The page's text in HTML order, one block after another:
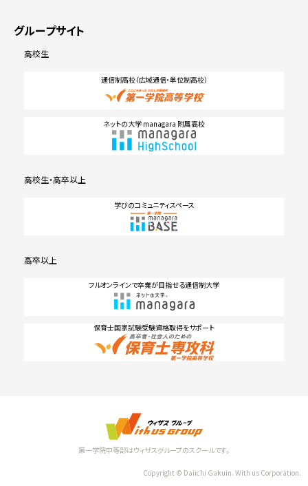
グループサイト
高校生
通信制高校（広域通信・単位制高校）
ネットの大学 managara 附属高校
高校生・高卒以上
学びのコミュニティスペース
高卒以上
フルオンラインで卒業が目指せる通信制大学
保育士国家試験受験資格取得をサポート
第一学院中等部はウィザスグループのスクールです。
Copyright © Daiichi Gakuin. With us Corporation.